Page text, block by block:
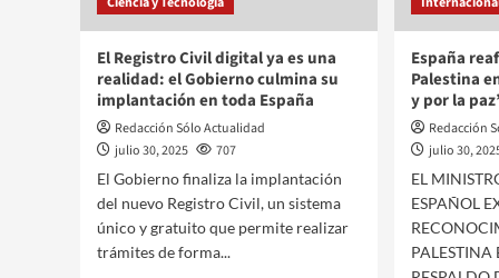
El Registro Civil digital ya es una
realidad: el Gobierno culmina su
implantación en toda España
Redacción Sólo Actualidad
julio 30, 2025
707
El Gobierno finaliza la implantación
del nuevo Registro Civil, un sistema
único y gratuito que permite realizar
trámites de forma...
España
Palestina
y por la
Redacción
julio 30,
EL
ESPAÑOL
PALESTINA